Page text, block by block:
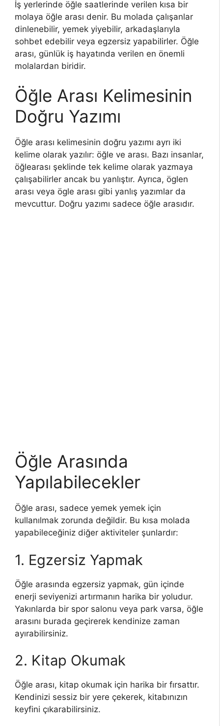
İş yerlerinde öğle saatlerinde verilen kısa bir
molaya öğle arası denir. Bu molada çalışanlar
dinlenebilir, yemek yiyebilir, arkadaşlarıyla
sohbet edebilir veya egzersiz yapabilirler. Öğle
arası, günlük iş hayatında verilen en önemli
molalardan biridir.
Öğle Arası Kelimesinin
Doğru Yazımı
Öğle arası kelimesinin doğru yazımı ayrı iki
kelime olarak yazılır: öğle ve arası. Bazı insanlar,
öğlearası şeklinde tek kelime olarak yazmaya
çalışabilirler ancak bu yanlıştır. Ayrıca, öglen
arası veya ögle arası gibi yanlış yazımlar da
mevcuttur. Doğru yazımı sadece öğle arasıdır.
Öğle Arasında
Yapılabilecekler
Öğle arası, sadece yemek yemek için
kullanılmak zorunda değildir. Bu kısa molada
yapabileceğiniz diğer aktiviteler şunlardır:
1. Egzersiz Yapmak
Öğle arasında egzersiz yapmak, gün içinde
enerji seviyenizi artırmanın harika bir yoludur.
Yakınlarda bir spor salonu veya park varsa, öğle
arasını burada geçirerek kendinize zaman
ayırabilirsiniz.
2. Kitap Okumak
Öğle arası, kitap okumak için harika bir fırsattır.
Kendinizi sessiz bir yere çekerek, kitabınızın
keyfini çıkarabilirsiniz.